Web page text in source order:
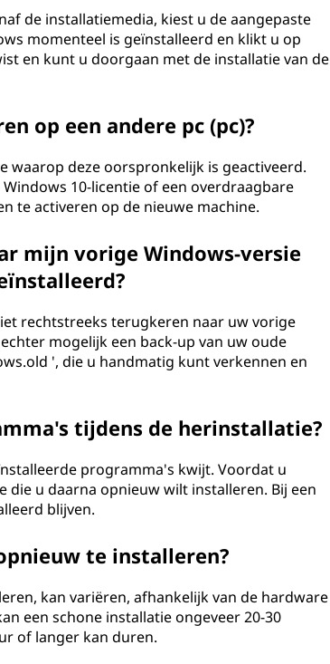
de installatiemedia, kiest u de aangepaste
momenteel is geïnstalleerd en klikt u op
en kunt u doorgaan met de installatie van de
op een andere pc (pc)?
waarop deze oorspronkelijk is geactiveerd.
10-licentie of een overdraagbare
te activeren op de nieuwe machine.
mijn vorige Windows-versie
rechtstreeks terugkeren naar uw vorige
mogelijk een back-up van uw oude
', die u handmatig kunt verkennen en
tijdens de herinstallatie?
programma's kwijt. Voordat u
u daarna opnieuw wilt installeren. Bij een
blijven.
te installeren?
kan variëren, afhankelijk van de hardware
een schone installatie ongeveer 20-30
of langer kan duren.